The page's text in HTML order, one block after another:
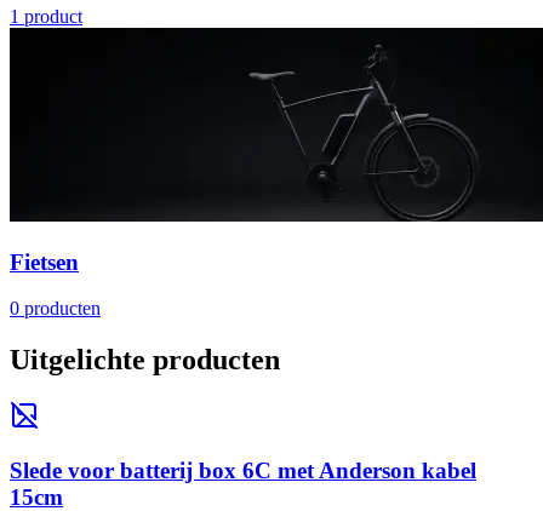
1 product
Fietsen
0 producten
Uitgelichte producten
Slede voor batterij box 6C met Anderson kabel
15cm